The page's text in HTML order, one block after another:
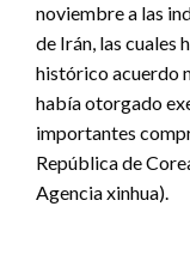
noviembre a las
de Irán, las cuales
histórico acuerdo
había otorgado
importantes
República de
Agencia xinhua).